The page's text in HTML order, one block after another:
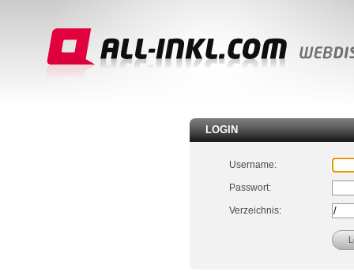
LOGIN
Username:
Passwort:
Verzeichnis: